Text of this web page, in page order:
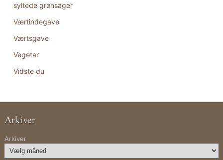
syltede grønsager
Værtindegave
Værtsgave
Vegetar
Vidste du
Arkiver
Arkiver